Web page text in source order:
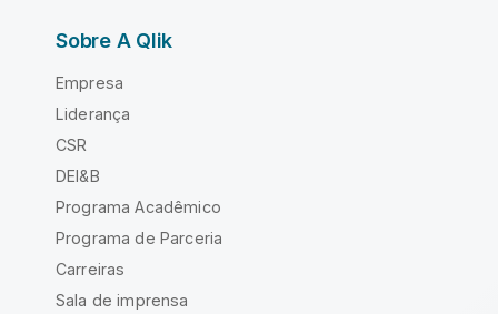
Sobre A Qlik
Empresa
Liderança
CSR
DEI&B
Programa Acadêmico
Programa de Parceria
Carreiras
Sala de imprensa